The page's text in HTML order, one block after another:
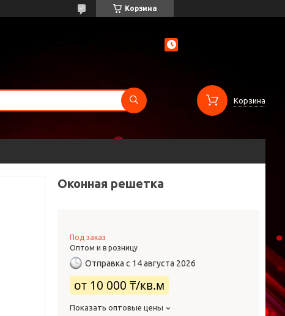
Корзина
Корзина
Оконная решетка
Под заказ
Оптом и в розницу
Отправка с 14 августа 2026
от 10 000 ₸/кв.м
Показать оптовые цены